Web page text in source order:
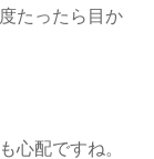
たったら目か
心配ですね。